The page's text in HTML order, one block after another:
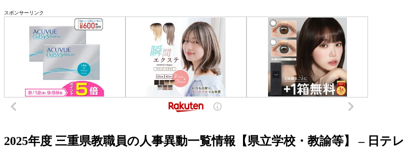
スポンサーリンク
2025年度 三重県教職員の人事異動一覧情報【県立学校・教諭等】 – 日テレ